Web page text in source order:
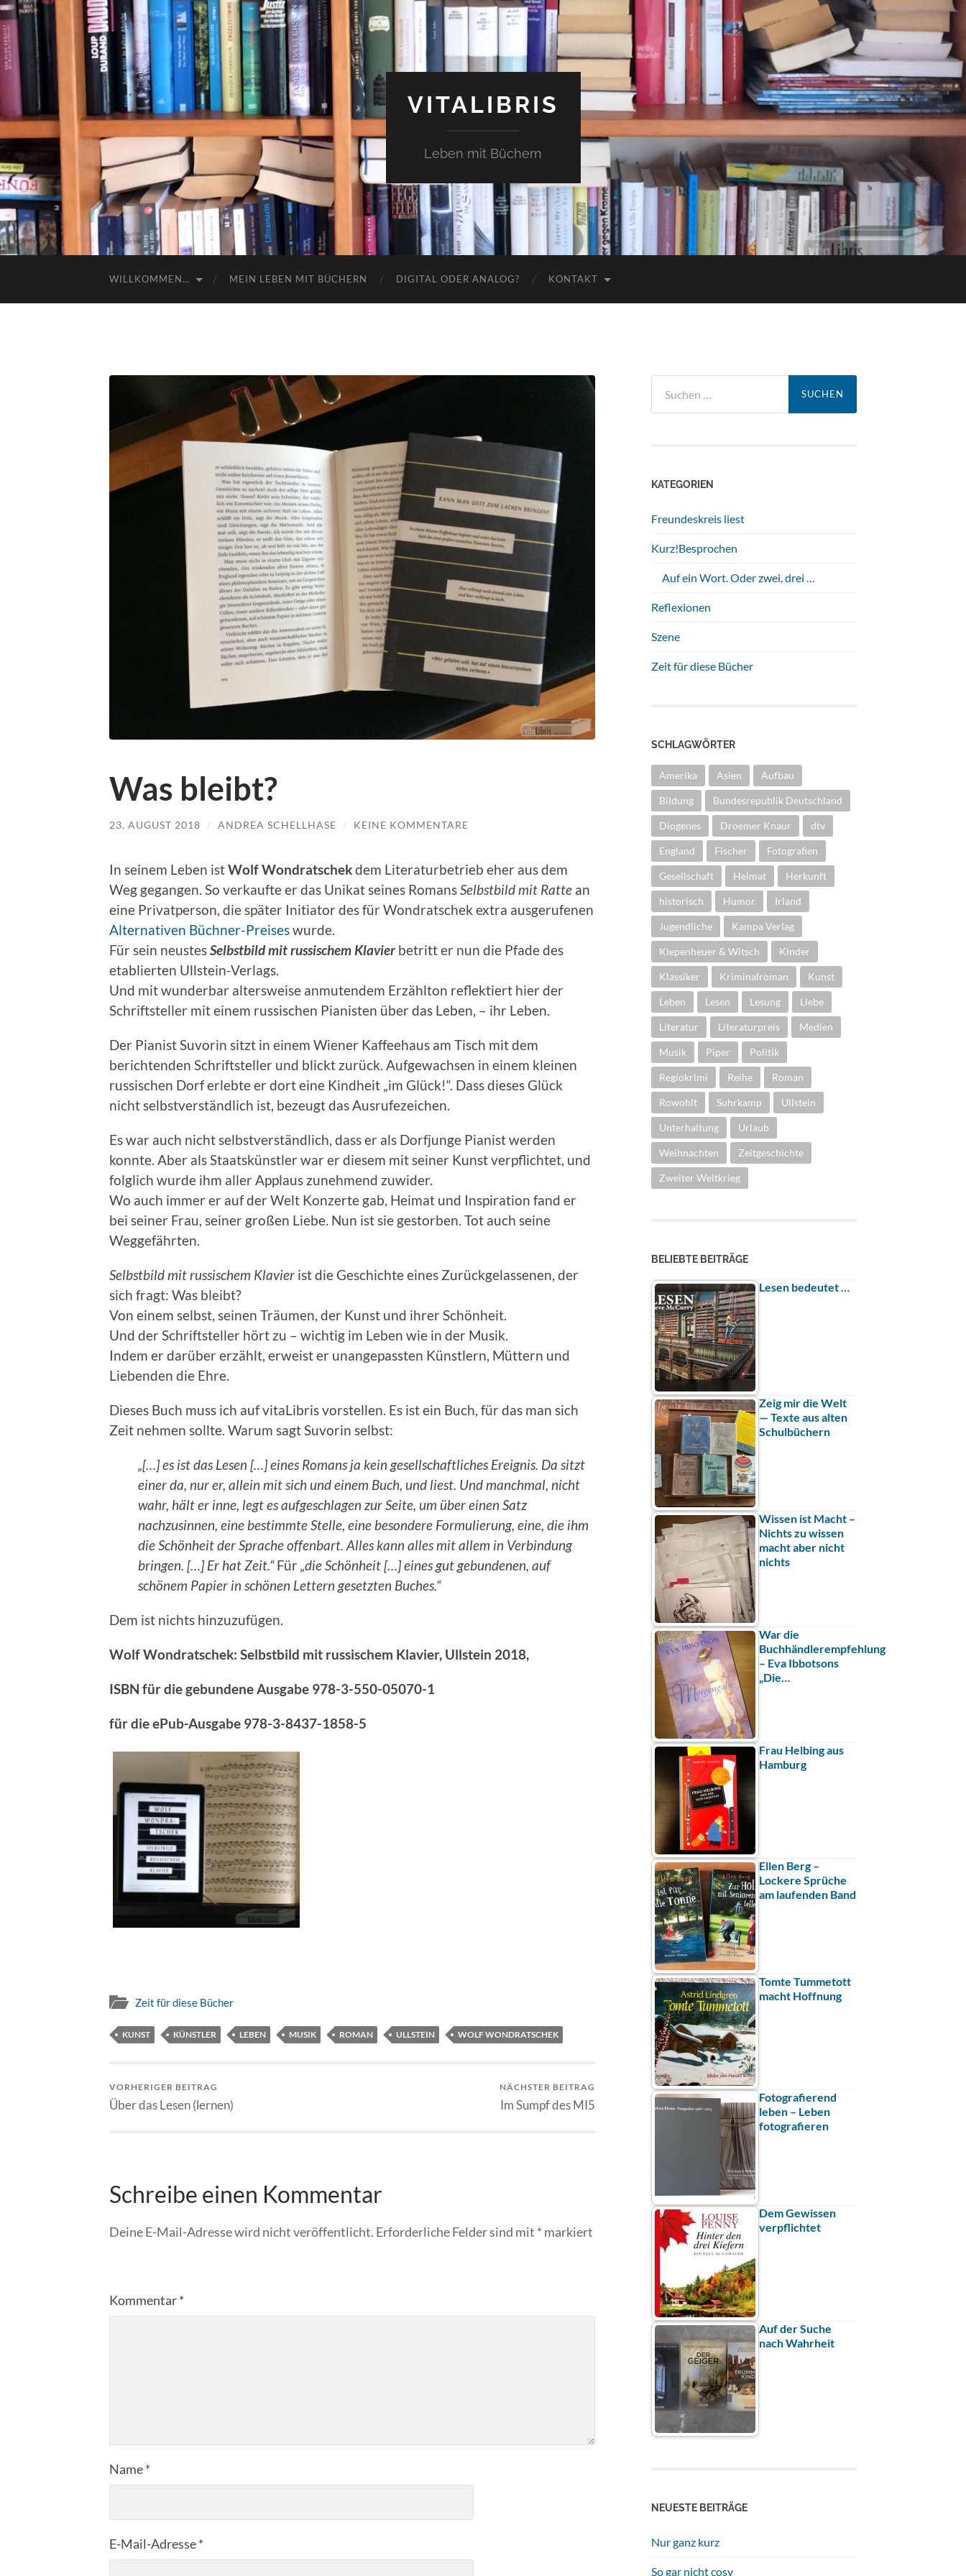
VITALIBRIS
Leben mit Büchern
WILLKOMMEN… MEIN LEBEN MIT BÜCHERN DIGITAL ODER ANALOG? KONTAKT
Was bleibt?
23. AUGUST 2018 / ANDREA SCHELLHASE / KEINE KOMMENTARE
In seinem Leben istWolf Wondratschekdem Literaturbetrieb eher aus dem
Weg gegangen. So verkaufte er das Unikat seines RomansSelbstbild mit Ratte an
eine Privatperson, die später Initiator des für Wondratschek extra ausgerufenen
Alternativen Büchner-Preiseswurde.
Für sein neustesSelbstbild mit russischem Klavier betritt er nun die Pfade des
etablierten Ullstein-Verlags.
Und mit wunderbar altersweise anmutendem Erzählton reflektiert hier der
Schriftsteller mit einem russischen Pianisten über das Leben, – ihr Leben.
Der Pianist Suvorin sitzt in einem Wiener Kaffeehaus am Tisch mit dem
berichtenden Schriftsteller und blickt zurück. Aufgewachsen in einem kleinen
russischen Dorf erlebte er dort eine Kindheit „im Glück!“. Dass dieses Glück
nicht selbstverständlich ist, bezeugt das Ausrufezeichen.
Es war auch nicht selbstverständlich, dass er als Dorfjunge Pianist werden
konnte. Aber als Staatskünstler war er diesem mit seiner Kunst verpflichtet, und
folglich wurde ihm aller Applaus zunehmend zuwider.
Wo auch immer er auf der Welt Konzerte gab, Heimat und Inspiration fand er
bei seiner Frau, seiner großen Liebe. Nun ist sie gestorben. Tot auch seine
Weggefährten.
Selbstbild mit russischem Klavier ist die Geschichte eines Zurückgelassenen, der
sich fragt: Was bleibt?
Von einem selbst, seinen Träumen, der Kunst und ihrer Schönheit.
Und der Schriftsteller hört zu – wichtig im Leben wie in der Musik.
Indem er darüber erzählt, erweist er unangepassten Künstlern, Müttern und
Liebenden die Ehre.
Dieses Buch muss ich auf vitaLibris vorstellen. Es ist ein Buch, für das man sich
Zeit nehmen sollte. Warum sagt Suvorin selbst:
„[…] es ist das Lesen […] eines Romans ja kein gesellschaftliches Ereignis. Da sitzt
einer da, nur er, allein mit sich und einem Buch, und liest. Und manchmal, nicht
wahr, hält er inne, legt es aufgeschlagen zur Seite, um über einen Satz
nachzusinnen, eine bestimmte Stelle, eine besondere Formulierung, eine, die ihm
die Schönheit der Sprache offenbart. Alles kann alles mit allem in Verbindung
bringen. […] Er hat Zeit.“Für „die Schönheit […] eines gut gebundenen, auf
schönem Papier in schönen Lettern gesetzten Buches.“
Dem ist nichts hinzuzufügen.
Wolf Wondratschek: Selbstbild mit russischem Klavier, Ullstein 2018,
ISBN für die gebundene Ausgabe 978-3-550-05070-1
für die ePub-Ausgabe 978-3-8437-1858-5
Zeit für diese Bücher
KUNST KÜNSTLER LEBEN MUSIK ROMAN ULLSTEIN WOLF WONDRATSCHEK
VORHERIGER BEITRAG
Über das Lesen (lernen)
NÄCHSTER BEITRAG
Im Sumpf des MI5
Schreibe einen Kommentar
Deine E-Mail-Adresse wird nicht veröffentlicht. Erforderliche Felder sind mit * markiert
Kommentar*
Name*
E-Mail-Adresse*
nach:
KATEGORIEN
Freundeskreis liest
Kurz!Besprochen
Auf ein Wort. Oder zwei, drei …
Reflexionen
Szene
Zeit für diese Bücher
SCHLAGWÖRTER
Amerika Asien Aufbau
Bildung Bundesrepublik Deutschland
Diogenes Droemer Knaur dtv
England Fischer Fotografien
Gesellschaft Heimat Herkunft
historisch Humor Irland
Jugendliche Kampa Verlag
Kiepenheuer & Witsch Kinder
Klassiker Kriminalroman Kunst
Leben Lesen Lesung Liebe
Literatur Literaturpreis Medien
Musik Piper Politik
Regiokrimi Reihe Roman
Rowohlt Suhrkamp Ullstein
Unterhaltung Urlaub
Weihnachten Zeitgeschichte
Zweiter Weltkrieg
BELIEBTE BEITRÄGE
Lesen bedeutet …
Zeig mir die Welt
— Texte aus alten
Schulbüchern
Wissen ist Macht –
Nichts zu wissen
macht aber nicht
nichts
War die
Buchhändlerempfehlung
– Eva Ibbotsons
„Die…
Frau Helbing aus
Hamburg
Ellen Berg –
Lockere Sprüche
am laufenden Band
Tomte Tummetott
macht Hoffnung
Fotografierend
leben – Leben
fotografieren
Dem Gewissen
verpflichtet
Auf der Suche
nach Wahrheit
NEUESTE BEITRÄGE
Nur ganz kurz
So gar nicht cosy